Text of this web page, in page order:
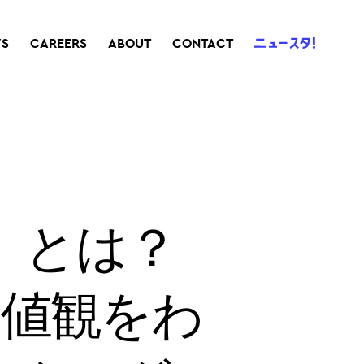
CAREERS ABOUT CONTACT
とは？
観をわ